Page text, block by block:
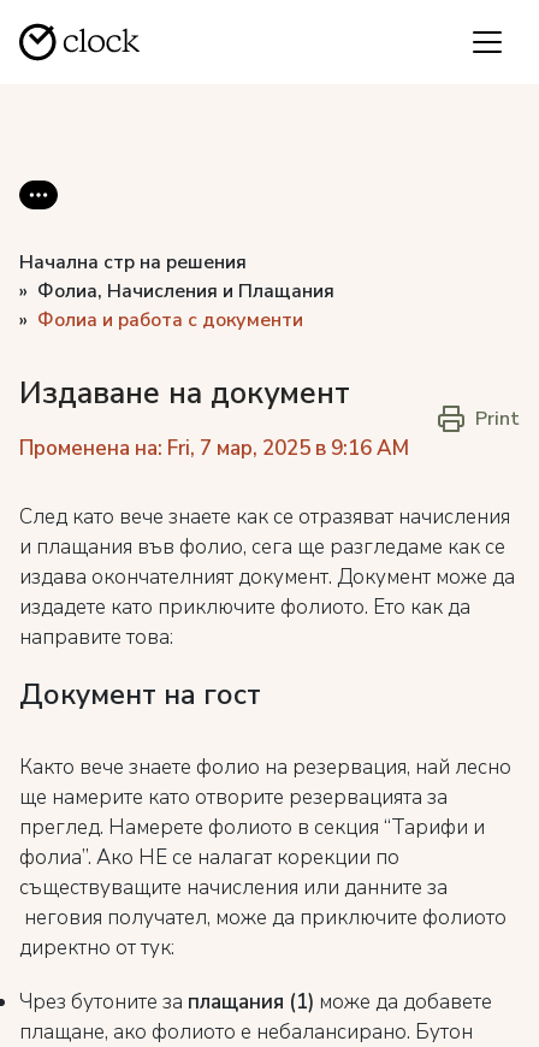
Начална стр на решения
Фолиа, Начисления и Плащания
Фолиа и работа с документи
Издаване на документ
Променена на: Fri, 7 мар, 2025 в 9:16 AM
Print
След като вече знаете как се отразяват начисления
и плащания във фолио, сега ще разгледаме как се
издава окончателният документ. Документ може да
издадете като приключите фолиото. Ето как да
направите това:
Документ на гост
Както вече знаете фолио на резервация, най лесно
ще намерите като отворите резервацията за
преглед. Намерете фолиото в секция “Тарифи и
фолиа”. Ако НЕ се налагат корекции по
съществуващите начисления или данните за
неговия получател, може да приключите фолиото
директно от тук:
Чрез бутоните за плащания (1) може да добавете
плащане, ако фолиото е небалансирано. Бутон